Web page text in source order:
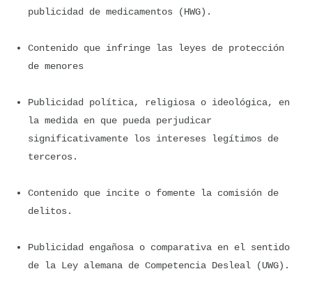
publicidad de medicamentos (HWG).
Contenido que infringe las leyes de protección
de menores
Publicidad política, religiosa o ideológica, en
la medida en que pueda perjudicar
significativamente los intereses legítimos de
terceros.
Contenido que incite o fomente la comisión de
delitos.
Publicidad engañosa o comparativa en el sentido
de la Ley alemana de Competencia Desleal (UWG).